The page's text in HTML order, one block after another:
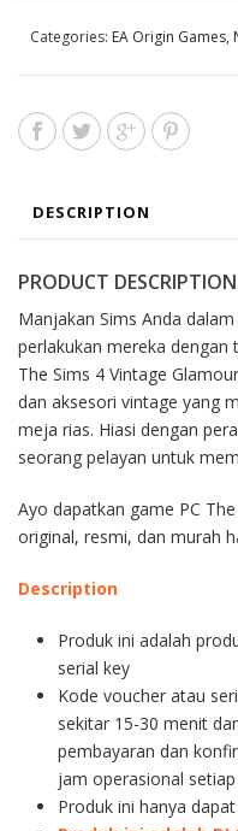
Categories: EA Origin Games,
DESCRIPTION
PRODUCT DESCRIPTION
Manjakan Sims Anda
perlakukan mereka dengan
The Sims 4 Vintage
dan aksesori vintage yang
meja rias. Hiasi dengan
seorang pelayan untuk
Ayo dapatkan game PC
original, resmi, dan murah
Description
Produk ini adalah
serial key
Kode voucher atau
sekitar 15-30 menit
pembayaran dan
jam operasional
Produk ini hanya